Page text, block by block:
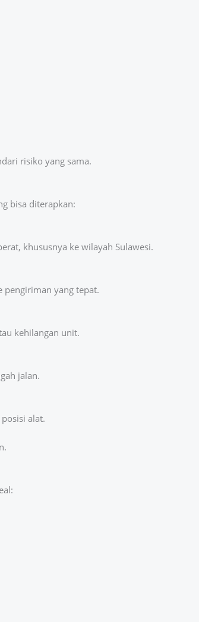
risiko yang sama.
bisa diterapkan:
khususnya ke wilayah Sulawesi.
pengiriman yang tepat.
kehilangan unit.
jalan.
alat.